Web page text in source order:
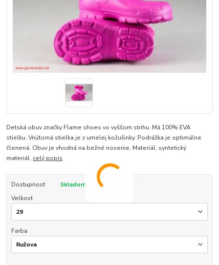
Detská obuv značky Flame shoes vo vyššom strihu. Má 100% EVA
stielku. Vnútorná stielka je z umelej kožušinky. Podrážka je optimálne
členená. Obuv je vhodná na bežné nosenie. Materiál: syntetický
materiál. celý popis
Dostupnosť
Skladom
Velkost
Farba